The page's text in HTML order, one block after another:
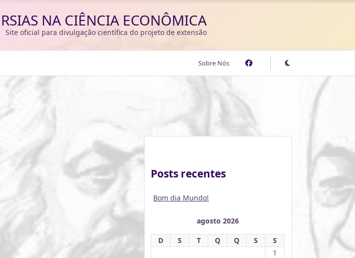
NA CIÊNCIA ECONÔMICA
Site oficial para divulgação científica do projeto de extensão
Sobre Nós
Posts recentes
Bom dia Mundo!
agosto 2026
D S T Q Q S
S
1